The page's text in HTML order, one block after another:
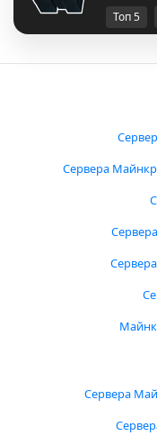
Топ 5
Сервера
Сервера